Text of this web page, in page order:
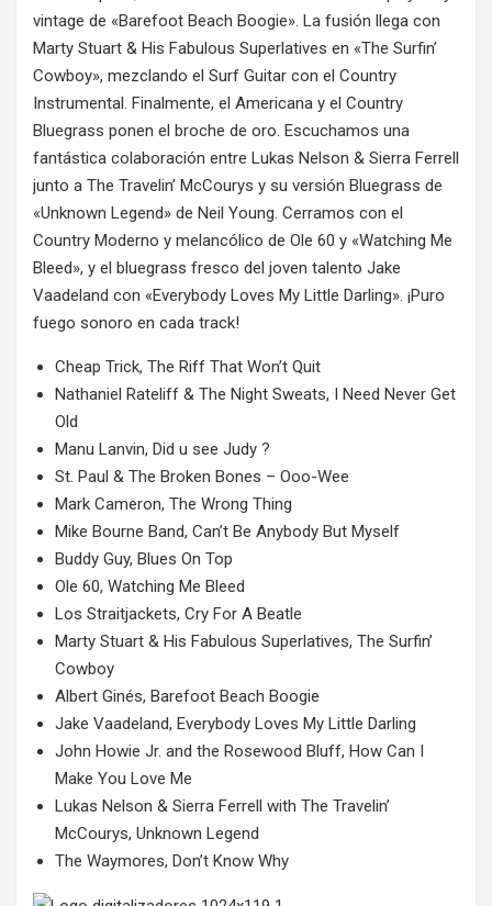
vintage de «Barefoot Beach Boogie». La fusión llega con
Marty Stuart & His Fabulous Superlatives en «The Surfin’
Cowboy», mezclando el Surf Guitar con el Country
Instrumental. Finalmente, el Americana y el Country
Bluegrass ponen el broche de oro. Escuchamos una
fantástica colaboración entre Lukas Nelson & Sierra Ferrell
junto a The Travelin’ McCourys y su versión Bluegrass de
«Unknown Legend» de Neil Young. Cerramos con el
Country Moderno y melancólico de Ole 60 y «Watching Me
Bleed», y el bluegrass fresco del joven talento Jake
Vaadeland con «Everybody Loves My Little Darling». ¡Puro
fuego sonoro en cada track!
Cheap Trick, The Riff That Won’t Quit
Nathaniel Rateliff & The Night Sweats, I Need Never Get
Old
Manu Lanvin, Did u see Judy ?
St. Paul & The Broken Bones – Ooo-Wee
Mark Cameron, The Wrong Thing
Mike Bourne Band, Can’t Be Anybody But Myself
Buddy Guy, Blues On Top
Ole 60, Watching Me Bleed
Los Straitjackets, Cry For A Beatle
Marty Stuart & His Fabulous Superlatives, The Surfin’
Cowboy
Albert Ginés, Barefoot Beach Boogie
Jake Vaadeland, Everybody Loves My Little Darling
John Howie Jr. and the Rosewood Bluff, How Can I
Make You Love Me
Lukas Nelson & Sierra Ferrell with The Travelin’
McCourys, Unknown Legend
The Waymores, Don’t Know Why